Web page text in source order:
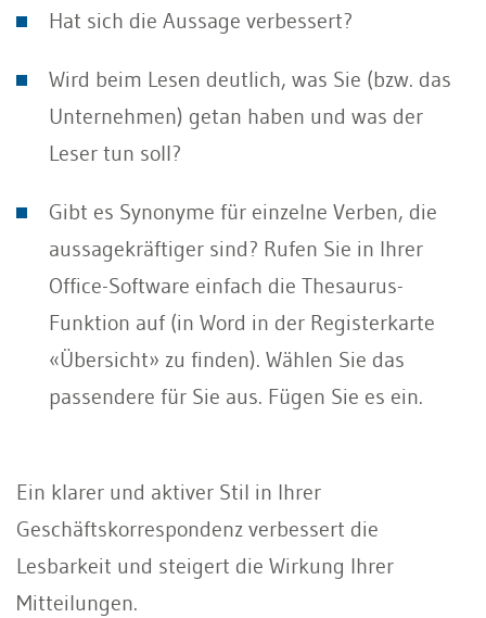
Hat sich die Aussage verbessert?
Wird beim Lesen deutlich, was Sie (bzw. das
Unternehmen) getan haben und was der
Leser tun soll?
Gibt es Synonyme für einzelne Verben, die
aussagekräftiger sind? Rufen Sie in Ihrer
Office-Software einfach die Thesaurus-
Funktion auf (in Word in der Registerkarte
«Übersicht» zu finden). Wählen Sie das
passendere für Sie aus. Fügen Sie es ein.
Ein klarer und aktiver Stil in Ihrer
Geschäftskorrespondenz verbessert die
Lesbarkeit und steigert die Wirkung Ihrer
Mitteilungen.